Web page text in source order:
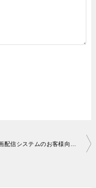
動画配信システムのお客様向けカスタマイズ開発